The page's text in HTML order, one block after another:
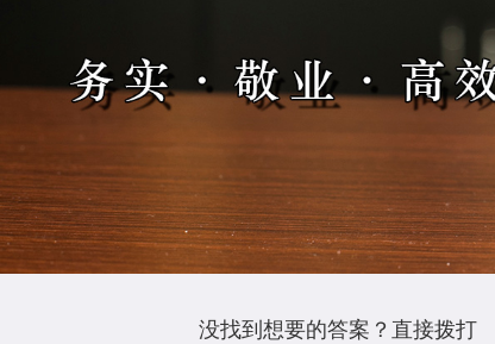
没找到想要的答案？直接拨打